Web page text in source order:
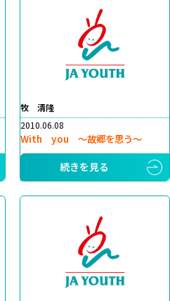
牧 清隆
2010.06.08
With you ～故郷を思う～
続きを見る